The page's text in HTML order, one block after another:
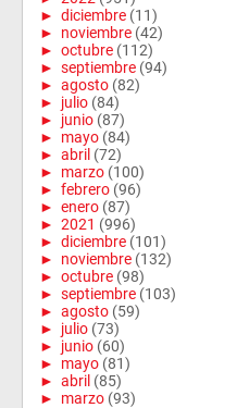
► diciembre (11)
► noviembre (42)
► octubre (112)
► septiembre (94)
► agosto (82)
► julio (84)
► junio (87)
► mayo (84)
► abril (72)
► marzo (100)
► febrero (96)
► enero (87)
► 2021 (996)
► diciembre (101)
► noviembre (132)
► octubre (98)
► septiembre (103)
► agosto (59)
► julio (73)
► junio (60)
► mayo (81)
► abril (85)
► marzo (93)